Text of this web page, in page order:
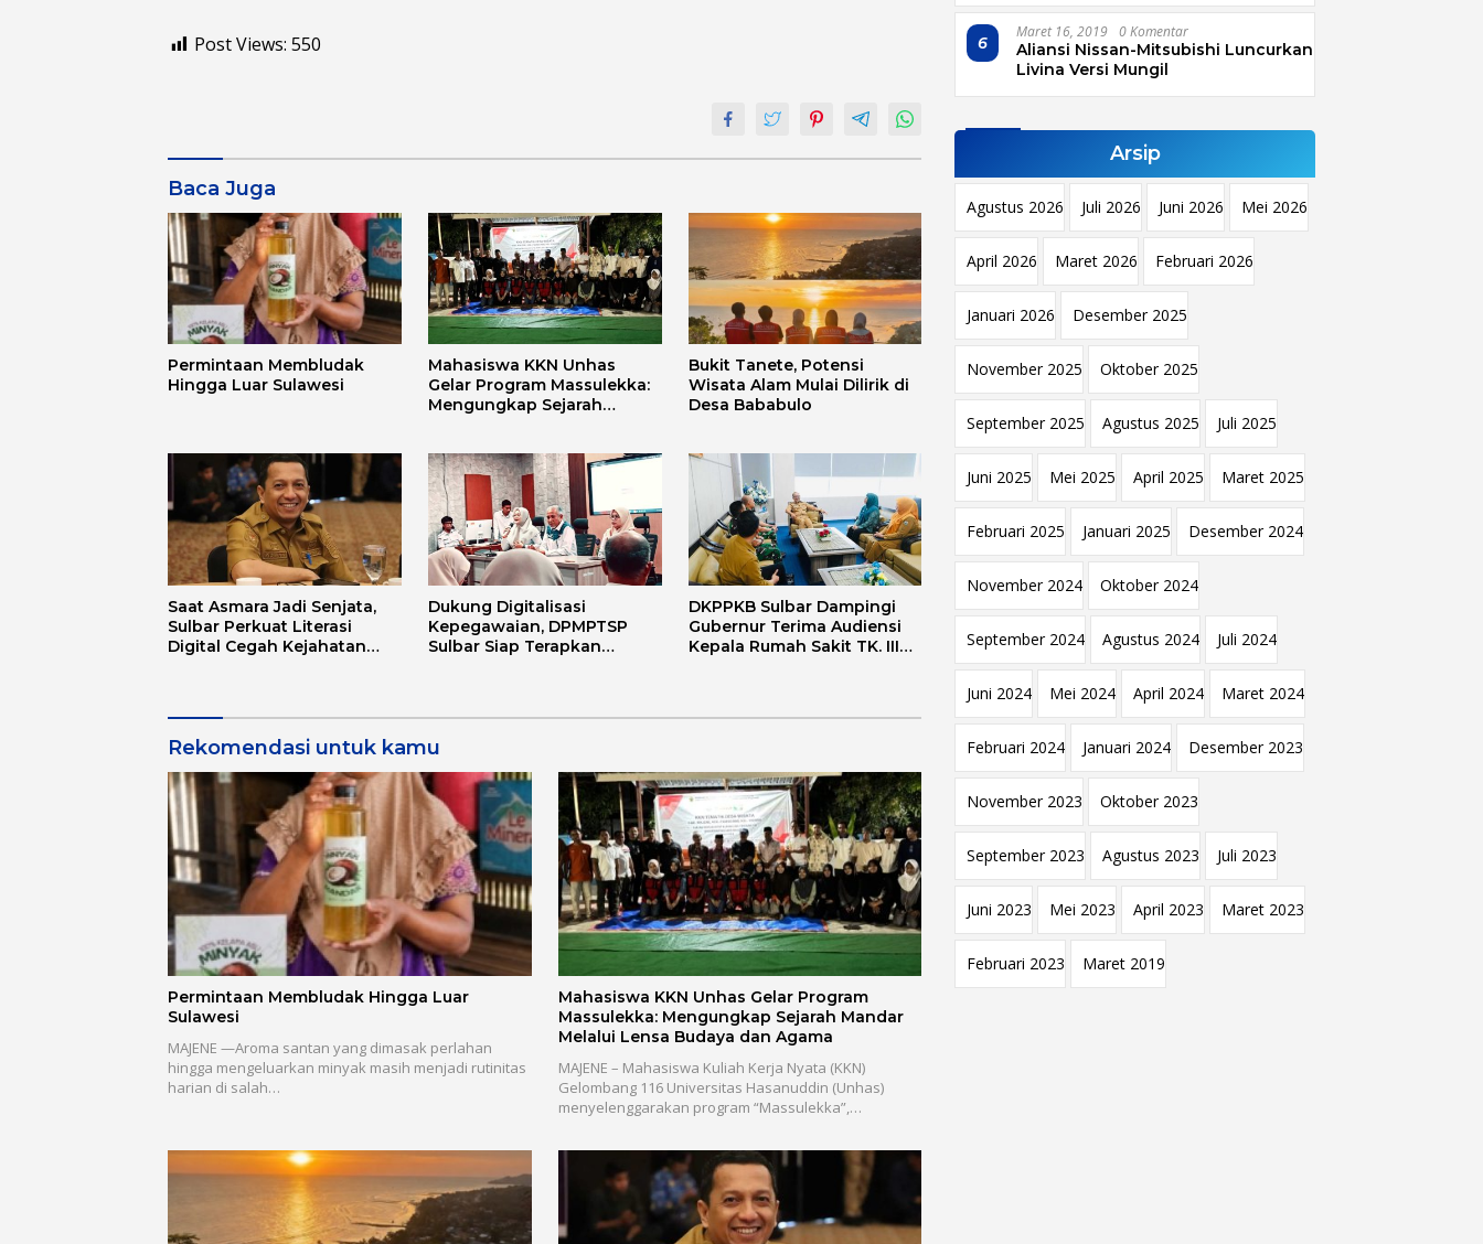
Post Views: 550
Baca Juga
Permintaan Membludak
Hingga Luar Sulawesi
Mahasiswa KKN Unhas
Gelar Program Massulekka:
Mengungkap Sejarah
Bukit Tanete, Potensi
Wisata Alam Mulai Dilirik di
Desa Bababulo
Saat Asmara Jadi Senjata,
Sulbar Perkuat Literasi
Digital Cegah Kejahatan
Dukung Digitalisasi
Kepegawaian, DPMPTSP
Sulbar Siap Terapkan
DKPPKB Sulbar Dampingi
Gubernur Terima Audiensi
Kepala Rumah Sakit TK. III
Rekomendasi untuk kamu
Permintaan Membludak Hingga Luar
Sulawesi
MAJENE —Aroma santan yang dimasak perlahan
hingga mengeluarkan minyak masih menjadi rutinitas
harian di salah…
Mahasiswa KKN Unhas Gelar Program
Massulekka: Mengungkap Sejarah Mandar
Melalui Lensa Budaya dan Agama
MAJENE – Mahasiswa Kuliah Kerja Nyata (KKN)
Gelombang 116 Universitas Hasanuddin (Unhas)
menyelenggarakan program “Massulekka”,…
6
Maret 16, 2019 0 Komentar
Aliansi Nissan-Mitsubishi Luncurkan
Livina Versi Mungil
Arsip
Agustus 2026 Juli 2026 Juni 2026 Mei 2026
April 2026 Maret 2026 Februari 2026
Januari 2026 Desember 2025
November 2025 Oktober 2025
September 2025 Agustus 2025 Juli 2025
Juni 2025 Mei 2025 April 2025 Maret 2025
Februari 2025 Januari 2025 Desember 2024
November 2024 Oktober 2024
September 2024 Agustus 2024 Juli 2024
Juni 2024 Mei 2024 April 2024 Maret 2024
Februari 2024 Januari 2024 Desember 2023
November 2023 Oktober 2023
September 2023 Agustus 2023 Juli 2023
Juni 2023 Mei 2023 April 2023 Maret 2023
Februari 2023 Maret 2019